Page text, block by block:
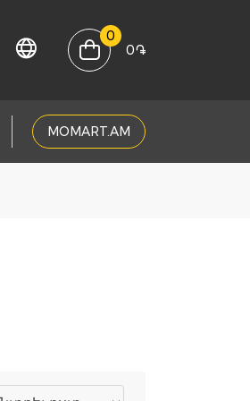
0
0֏
MOMART.AM